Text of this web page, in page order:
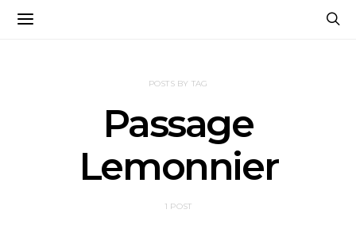
POSTS BY TAG
Passage
Lemonnier
1 POST